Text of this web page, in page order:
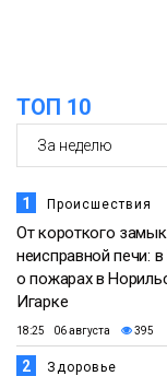
ТОП 10
1 Происшествия
От короткого
неисправной печи:
о пожарах в
Игарке
18:25 06 августа 395
2 Здоровье